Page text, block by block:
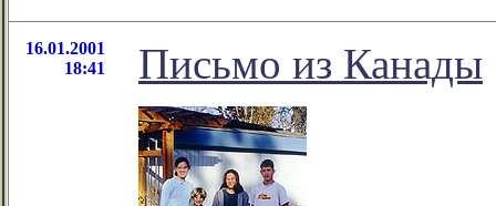
16.01.2001
18:41
Письмо из Канады